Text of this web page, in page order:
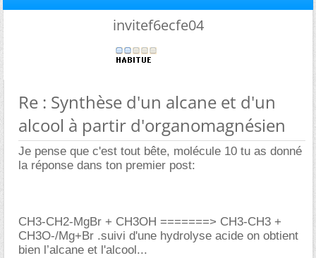
invitef6ecfe04
Re : Synthèse d'un alcane et d'un
alcool à partir d'organomagnésien
Je pense que c'est tout bête, molécule 10 tu as donné
la réponse dans ton premier post:
CH3-CH2-MgBr + CH3OH =======> CH3-CH3 +
CH3O-/Mg+Br .suivi d'une hydrolyse acide on obtient
bien l’alcane et l'alcool...